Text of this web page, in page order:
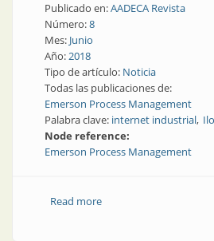
Publicado en:AADECA Revista
Número:8
Mes: Junio
Año:2018
Tipo de artículo: Noticia
Todas las publicaciones de:
Emerson Process Management
Palabra clave: internet industrial
Node reference:
Emerson Process Management
Read moreabout La fábrica del